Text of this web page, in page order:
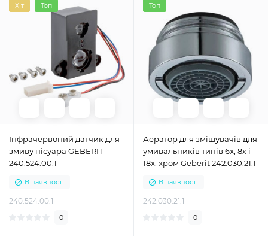
Хіт Топ
Інфрачервоний датчик для
змиву пісуара GEBERIT
240.524.00.1
В наявності
240.524.00.1
0
Топ
Аератор для змішувачів для
умивальників типів 6x, 8x і
18x: хром Geberit 242.030.21.1
В наявності
242.030.21.1
0